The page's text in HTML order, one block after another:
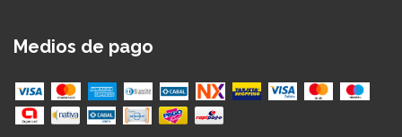
Medios de pago